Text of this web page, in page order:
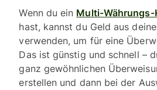
Wenn du ein Multi-Währungs-
hast, kannst du Geld aus
verwenden, um für eine
Das ist günstig und schnell –
ganz gewöhnlichen
erstellen und dann bei der